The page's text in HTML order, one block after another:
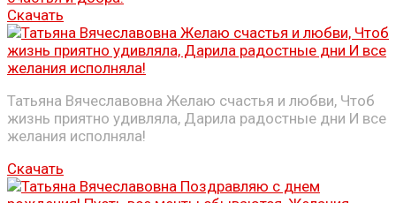
Скачать
Татьяна Вячеславовна Желаю счастья и любви, Чтоб
жизнь приятно удивляла, Дарила радостные дни И все
желания исполняла!
Скачать